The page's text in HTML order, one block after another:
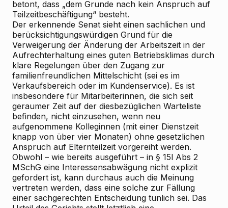
betont, dass „dem Grunde nach kein Anspruch auf
Teilzeitbeschäftigung“ besteht.
Der erkennende Senat sieht einen sachlichen und
berücksichtigungswürdigen Grund für die
Verweigerung der Änderung der Arbeitszeit in der
Aufrechterhaltung eines guten Betriebsklimas durch
klare Regelungen über den Zugang zur
familienfreundlichen Mittelschicht (sei es im
Verkaufsbereich oder im Kundenservice). Es ist
insbesondere für Mitarbeiterinnen, die sich seit
geraumer Zeit auf der diesbezüglichen Warteliste
befinden, nicht einzusehen, wenn neu
aufgenommene Kolleginnen (mit einer Dienstzeit
knapp von über vier Monaten) ohne gesetzlichen
Anspruch auf Elternteilzeit vorgereiht werden.
Obwohl – wie bereits ausgeführt – in § 15l Abs 2
MSchG eine Interessensabwägung nicht explizit
gefordert ist, kann durchaus auch die Meinung
vertreten werden, dass eine solche zur Fällung
einer sachgerechten Entscheidung tunlich sei. Das